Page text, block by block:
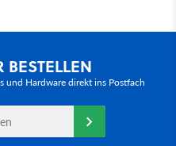
BESTELLEN
und Hardware direkt ins Postfach